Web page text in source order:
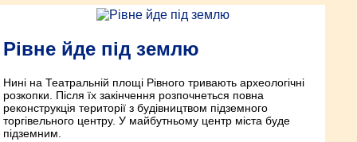
Рівне йде під землю
Нині на Театральній площі Рівного тривають археологічні
розкопки. Після їх закінчення розпочнеться повна
реконструкція території з будівництвом підземного
торгівельного центру. У майбутньому центр міста буде
підземним.